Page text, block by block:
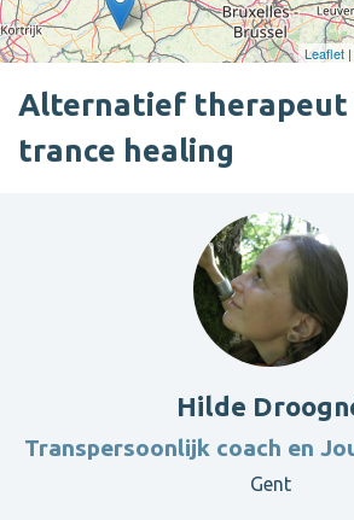
Leaflet|
Alternatief therapeut
trance healing
Hilde
Transpersoonlijk coach en
Gent